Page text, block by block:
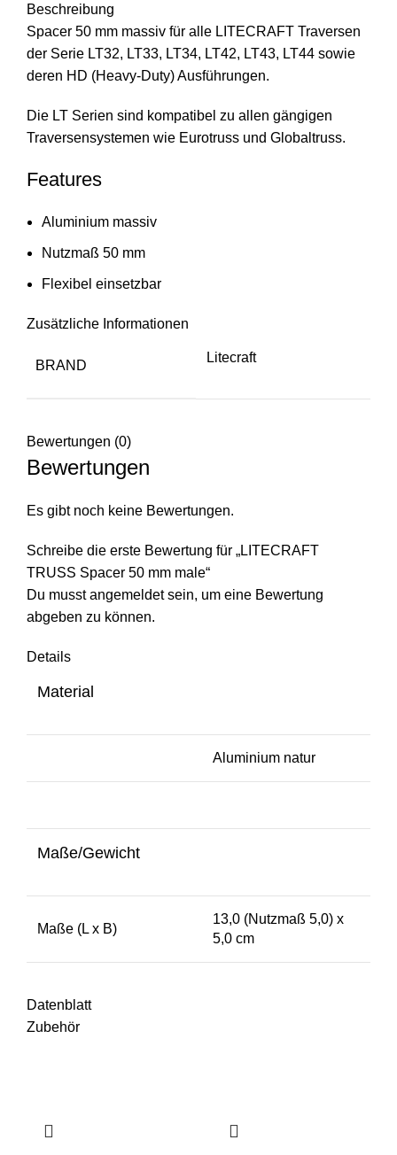
Beschreibung
Spacer 50 mm massiv für alle LITECRAFT Traversen
der Serie LT32, LT33, LT34, LT42, LT43, LT44 sowie
deren HD (Heavy-Duty) Ausführungen.
Die LT Serien sind kompatibel zu allen gängigen
Traversensystemen wie Eurotruss und Globaltruss.
Features
Aluminium massiv
Nutzmaß 50 mm
Flexibel einsetzbar
Zusätzliche Informationen
BRAND
Litecraft
Bewertungen (0)
Bewertungen
Es gibt noch keine Bewertungen.
Schreibe die erste Bewertung für „LITECRAFT
TRUSS Spacer 50 mm male“
Du musstangemeldetsein, um eine Bewertung
abgeben zu können.
Details
Material
Aluminium natur
Maße/Gewicht
Maße (L x B)
13,0 (Nutzmaß 5,0) x
5,0 cm
Datenblatt
Zubehör